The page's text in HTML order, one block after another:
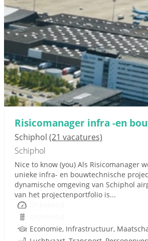
Risicomanager infra -en
Schiphol (21 vacatures)
Schiphol
Nice to know (you) Als Risicomanager
unieke infra- en bouwtechnische
dynamische omgeving van Schiphol
van het projectenportfolio is...
Economie, Infrastructuur,